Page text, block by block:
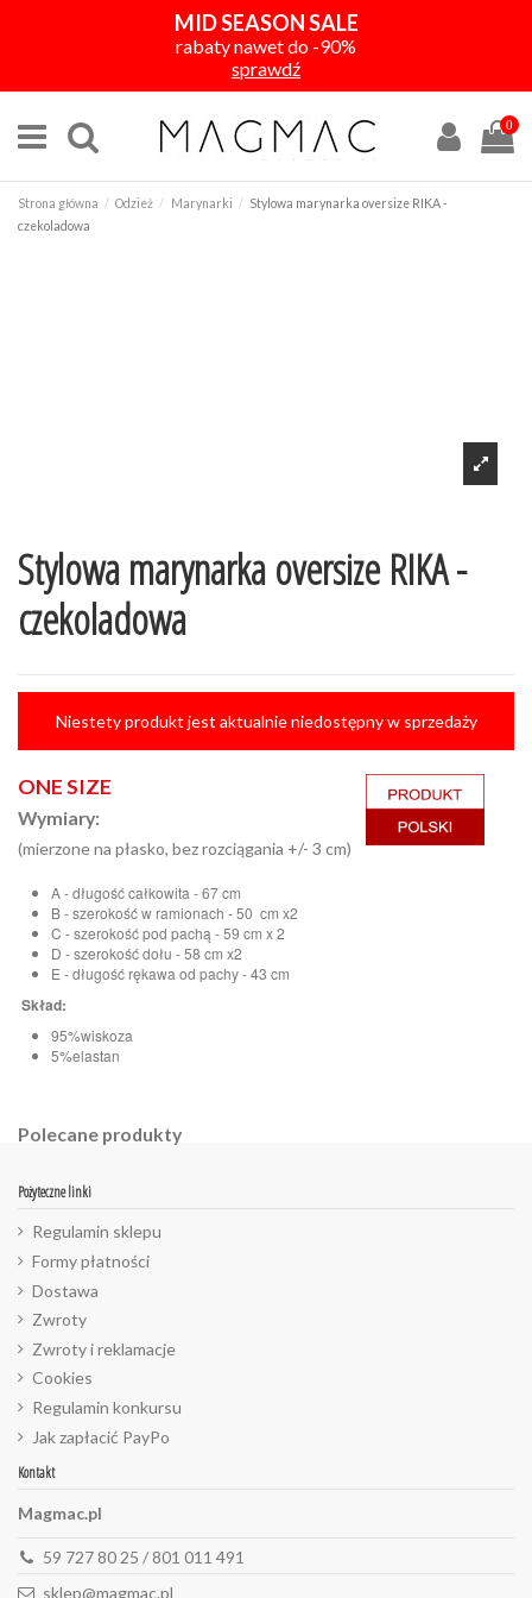
MID SEASON SALE
rabaty nawet do -90%
sprawdź
0
Strona główna Odzież Marynarki
Stylowa marynarka oversize RIKA -
czekoladowa
Stylowa marynarka oversize RIKA -
czekoladowa
Niestety produkt jest aktualnie niedostępny w sprzedaży
ONE SIZE
Wymiary:
(mierzone na płasko, bez rozciągania +/- 3 cm)
A - długość całkowita - 67 cm
B - szerokość w ramionach - 50 cm x2
C - szerokość pod pachą - 59 cm x 2
D - szerokość dołu - 58 cm x2
E - długość rękawa od pachy - 43 cm
Skład:
95%wiskoza
5%elastan
Polecane produkty
Pożyteczne linki
Regulamin sklepu
Formy płatności
Dostawa
Zwroty
Zwroty i reklamacje
Cookies
Regulamin konkursu
Jak zapłacić PayPo
Kontakt
Magmac.pl
59 727 80 25 / 801 011 491
sklep@magmac.pl